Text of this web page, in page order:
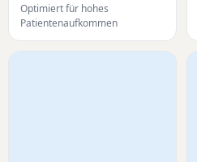
Optimiert für hohes
Patientenaufkommen